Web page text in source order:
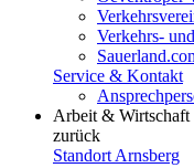
Verkehrs-
Service & Kontakt
Arbeit & Wirtschaft
zurück
Standort Arnsberg